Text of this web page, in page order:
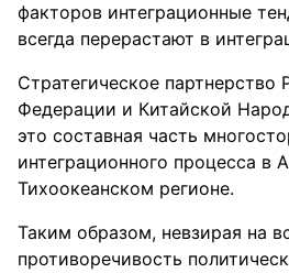
факторов интеграционные
всегда перерастают в
Стратегическое партнерство
Федерации и Китайской
это составная часть
интеграционного процесса в
Тихоокеанском регионе.
Таким образом, невзирая на
противоречивость